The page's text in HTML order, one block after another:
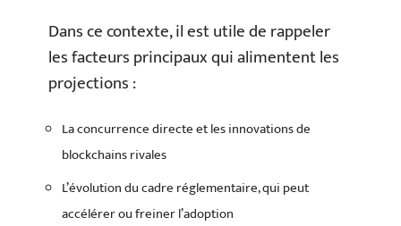
Dans ce contexte, il est utile de rappeler
les facteurs principaux qui alimentent les
projections :
La concurrence directe et les innovations de
blockchains rivales
L’évolution du cadre réglementaire, qui peut
accélérer ou freiner l’adoption